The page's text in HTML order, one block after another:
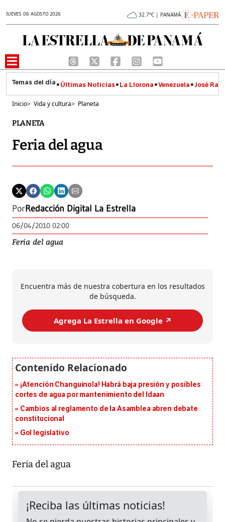
JUEVES 06 AGOSTO 2026 32.7°C | PANAMÁ
Últimas Noticias La Llorona Venezuela José
Inicio> Vida y cultura> Planeta
PLANETA
Feria del agua
PorRedacción Digital La Estrella
06/04/2010 02:00
Feria del agua
Encuentra más de nuestra cobertura en los resultados
de búsqueda.
Agrega La Estrella en Google ↗️
¡Atención Changuinola! Habrá baja presión y posibles
cortes de agua por mantenimiento del Idaan
Cambios al reglamento de la Asamblea abren debate
constitucional
Gol legislativo
Feria del agua